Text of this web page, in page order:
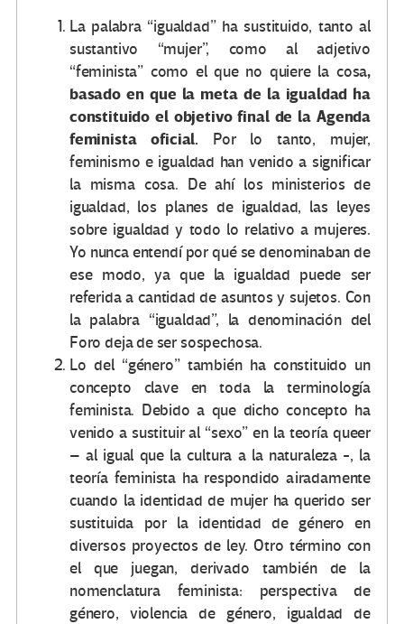
La palabra “igualdad” ha sustituido, tanto al
sustantivo “mujer”, como al adjetivo
“feminista” como el que no quiere la cosa,
basado en que la meta de la igualdad ha
constituido el objetivo final de la Agenda
feminista oficial. Por lo tanto, mujer,
feminismo e igualdad han venido a significar
la misma cosa. De ahí los ministerios de
igualdad, los planes de igualdad, las leyes
sobre igualdad y todo lo relativo a mujeres.
Yo nunca entendí por qué se denominaban de
ese modo, ya que la igualdad puede ser
referida a cantidad de asuntos y sujetos. Con
la palabra “igualdad”, la denominación del
Foro deja de ser sospechosa.
Lo del “género” también ha constituido un
concepto clave en toda la terminología
feminista. Debido a que dicho concepto ha
venido a sustituir al “sexo” en la teoría queer
– al igual que la cultura a la naturaleza -, la
teoría feminista ha respondido airadamente
cuando la identidad de mujer ha querido ser
sustituida por la identidad de género en
diversos proyectos de ley. Otro término con
el que juegan, derivado también de la
nomenclatura feminista: perspectiva de
género, violencia de género, igualdad de